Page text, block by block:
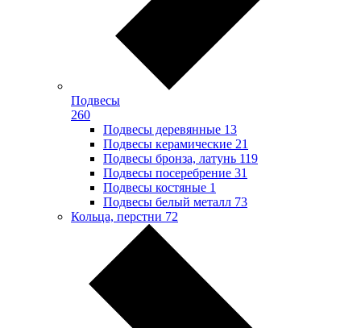
Подвесы
260
Подвесы деревянные 13
Подвесы керамические 21
Подвесы бронза, латунь 119
Подвесы посеребрение 31
Подвесы костяные 1
Подвесы белый металл 73
Кольца, перстни 72